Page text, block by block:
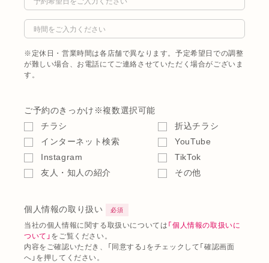
※定休日・営業時間は各店舗で異なります。予定希望日での調整
が難しい場合、お電話にてご連絡させていただく場合がございま
す。
ご予約のきっかけ ※複数選択可能
チラシ
折込チラシ
インターネット検索
YouTube
Instagram
TikTok
友人・知人の紹介
その他
個人情報の取り扱い 必須
当社の個人情報に関する取扱いについては「個人情報の取扱いに
ついて」をご覧ください。
内容をご確認いただき、「同意する」をチェックして「確認画面
へ」を押してください。